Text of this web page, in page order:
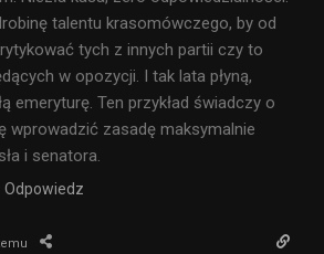
talentu krasomówczego, by od
tych z innych partii czy to
w opozycji. I tak lata płyną,
emeryturę. Ten przykład świadczy o
wprowadzić zasadę maksymalnie
i senatora.
Odpowiedz